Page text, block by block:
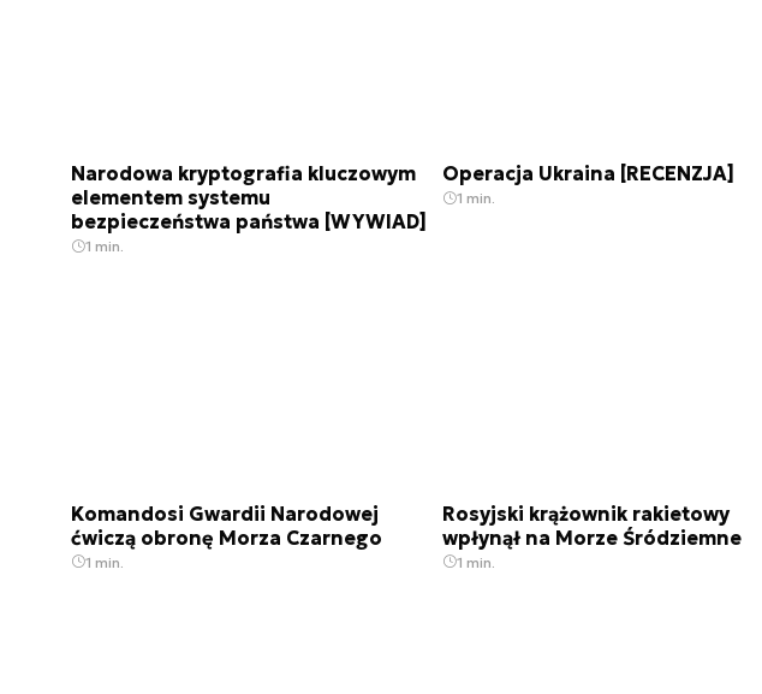
Narodowa kryptografia kluczowym
elementem systemu
bezpieczeństwa państwa [WYWIAD]
1 min.
Operacja Ukraina [RECENZJA]
1 min.
Komandosi Gwardii Narodowej
ćwiczą obronę Morza Czarnego
1 min.
Rosyjski krążownik rakietowy
wpłynął na Morze Śródziemne
1 min.